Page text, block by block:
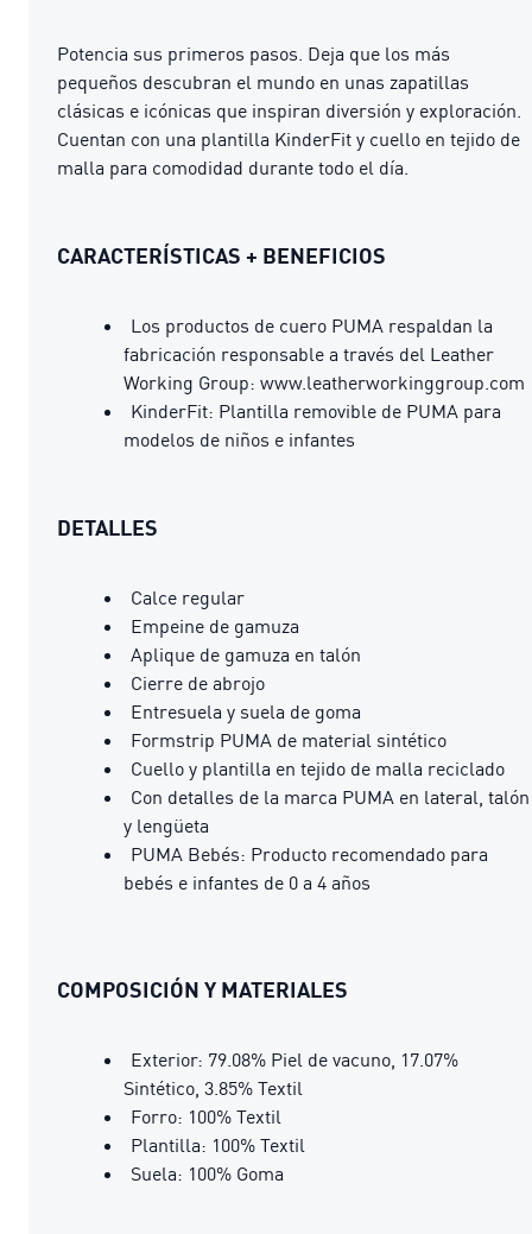
Potencia sus primeros pasos. Deja que los más
pequeños descubran el mundo en unas zapatillas
clásicas e icónicas que inspiran diversión y exploración.
Cuentan con una plantilla KinderFit y cuello en tejido de
malla para comodidad durante todo el día.
CARACTERÍSTICAS + BENEFICIOS
Los productos de cuero PUMA respaldan la
fabricación responsable a través del Leather
Working Group: www.leatherworkinggroup.com
KinderFit: Plantilla removible de PUMA para
modelos de niños e infantes
DETALLES
Calce regular
Empeine de gamuza
Aplique de gamuza en talón
Cierre de abrojo
Entresuela y suela de goma
Formstrip PUMA de material sintético
Cuello y plantilla en tejido de malla reciclado
Con detalles de la marca PUMA en lateral, talón
y lengüeta
PUMA Bebés: Producto recomendado para
bebés e infantes de 0 a 4 años
COMPOSICIÓN Y MATERIALES
Exterior: 79.08% Piel de vacuno, 17.07%
Sintético, 3.85% Textil
Forro: 100% Textil
Plantilla: 100% Textil
Suela: 100% Goma